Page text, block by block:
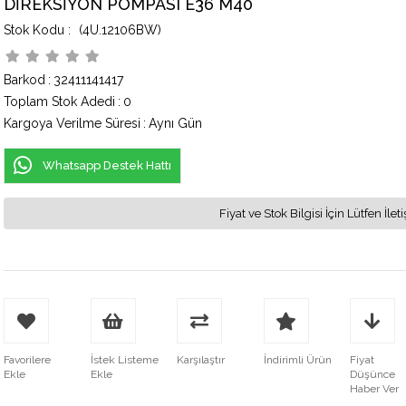
DİREKSİYON POMPASI E36 M40
(4U.12106BW)
Barkod : 32411141417
Toplam Stok Adedi : 0
Kargoya Verilme Süresi : Aynı Gün
Whatsapp Destek Hattı
Fiyat ve Stok Bilgisi İçin Lütfen
Favorilere
Ekle
İstek Listeme
Ekle
Karşılaştır İndirimli Ürün
Fiyat
Düşünce
Haber Ver